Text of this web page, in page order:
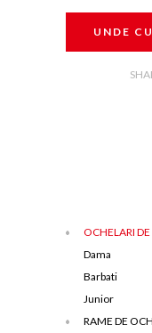
UNDE
OCHELARI DE
Dama
Barbati
Junior
RAME DE